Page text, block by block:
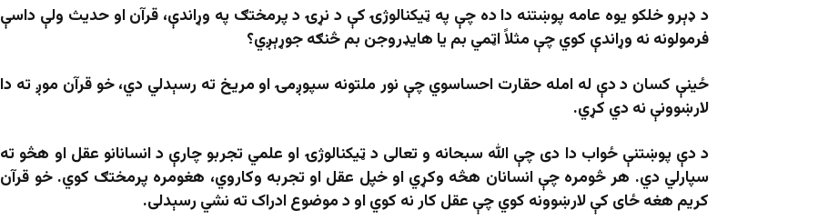
د ډېرو خلکو یوه عامه پوښتنه دا ده چې په ټیکنالوژۍ کې د نړۍ د پرمختګ په وړاندې، قرآن او حدیث ولې داسې
فرمولونه نه وړاندې کوي چې مثلاً اټمي بم یا هایډروجن بم څنګه جوړېږي؟
ځینې کسان د دې له امله حقارت احساسوي چې نور ملتونه سپوږمۍ او مریخ ته رسېدلي دي، خو قرآن موږ ته دا
لارښوونې نه دي کړي.
د دې پوښتنې ځواب دا دی چې الله سبحانه و تعالی د ټیکنالوژۍ او علمي تجربو چارې د انسانانو عقل او هڅو ته
سپارلي دي. هر څومره چې انسانان هڅه وکړي او خپل عقل او تجربه وکاروي، هغومره پرمختګ کوي. خو قرآن
کریم هغه ځای کې لارښوونه کوي چې عقل کار نه کوي او د موضوع ادراک ته نشي رسېدلی.